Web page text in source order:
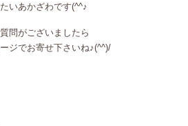
いあかざわです(^^♪
問がございましたら
ジでお寄せ下さいね♪(^^)/